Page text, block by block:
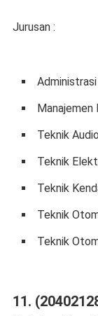
Jurusan :
Manajemen
Teknik
Teknik
Teknik
Teknik
Teknik
11.